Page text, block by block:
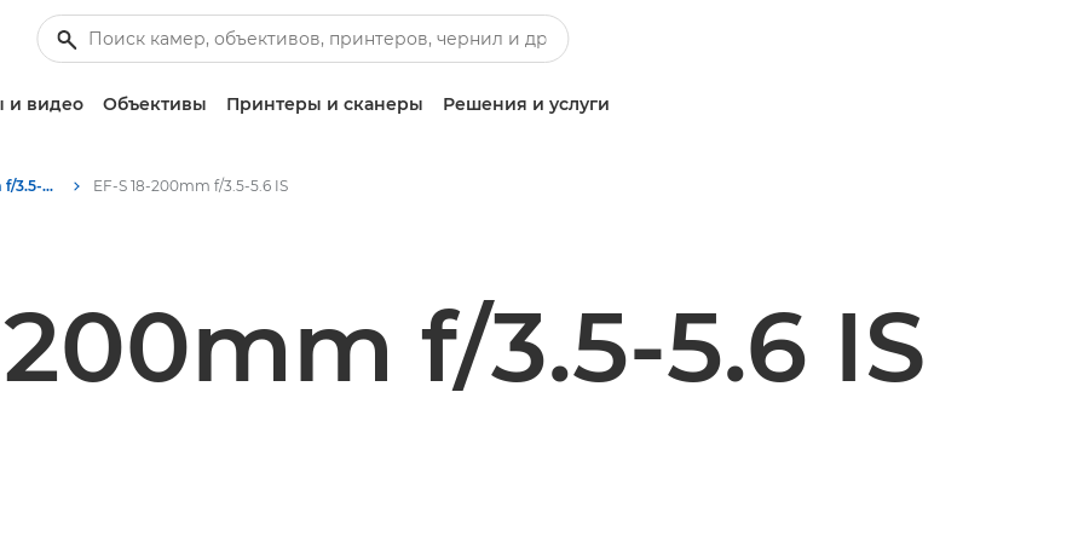
и видео Объективы Принтеры и сканеры Решения и услуги
Canon EF-S 18-200mm f/3.5-5.6 IS - Объективы - Камера и фотообъективы EF-S 18-200mm f/3.5-5.6 IS
200mm f/3.5-5.6 IS